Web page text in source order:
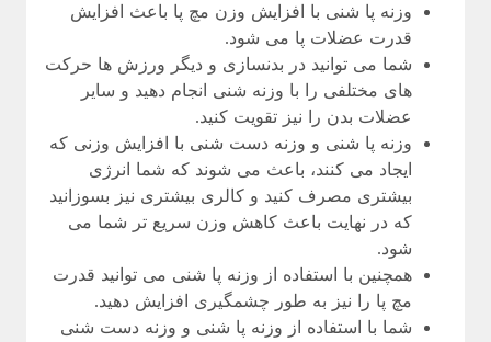
وزنه پا شنی با افزایش وزن مچ پا باعث افزایش
قدرت عضلات پا می شود.
شما می توانید در بدنسازی و دیگر ورزش ها حرکت
های مختلفی را با وزنه شنی انجام دهید و سایر
عضلات بدن را نیز تقویت کنید.
وزنه پا شنی و وزنه دست شنی با افزایش وزنی که
ایجاد می کنند، باعث می شوند که شما انرژی
بیشتری مصرف کنید و کالری بیشتری نیز بسوزانید
که در نهایت باعث کاهش وزن سریع تر شما می
شود.
همچنین با استفاده از وزنه پا شنی می توانید قدرت
مچ پا را نیز به طور چشمگیری افزایش دهید.
شما با استفاده از وزنه پا شنی و وزنه دست شنی